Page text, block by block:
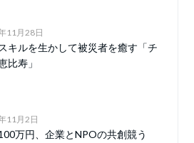
11月28日
キルを生かして被災者を癒す「チ
比寿」
11月2日
万円、企業とNPOの共創競う